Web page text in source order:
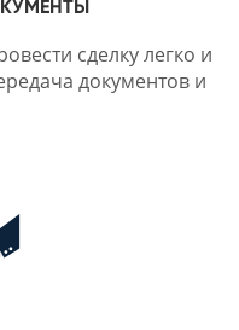
сделку легко и
документов и